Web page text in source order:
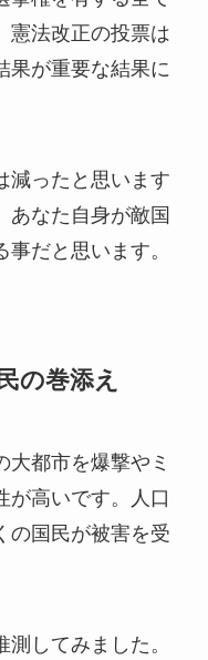
憲法改正の投票は
果が重要な結果に
減ったと思います
あなた自身が敵国
だと思います。
の巻添え
都市を爆撃やミ
が高いです。人口
の国民が被害を受
してみました。